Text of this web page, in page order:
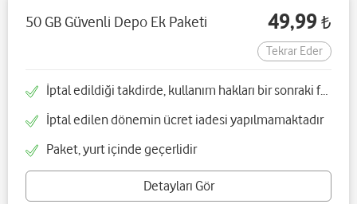
50 GB Güvenli Depo Ek Paketi 49,99 ₺
Tekrar Eder
İptal edildiği takdirde, kullanım hakları bir sonraki fatura kesim tarihine kadar geçerlidir
İptal edilen dönemin ücret iadesi yapılmamaktadır
Paket, yurt içinde geçerlidir
Detayları Gör